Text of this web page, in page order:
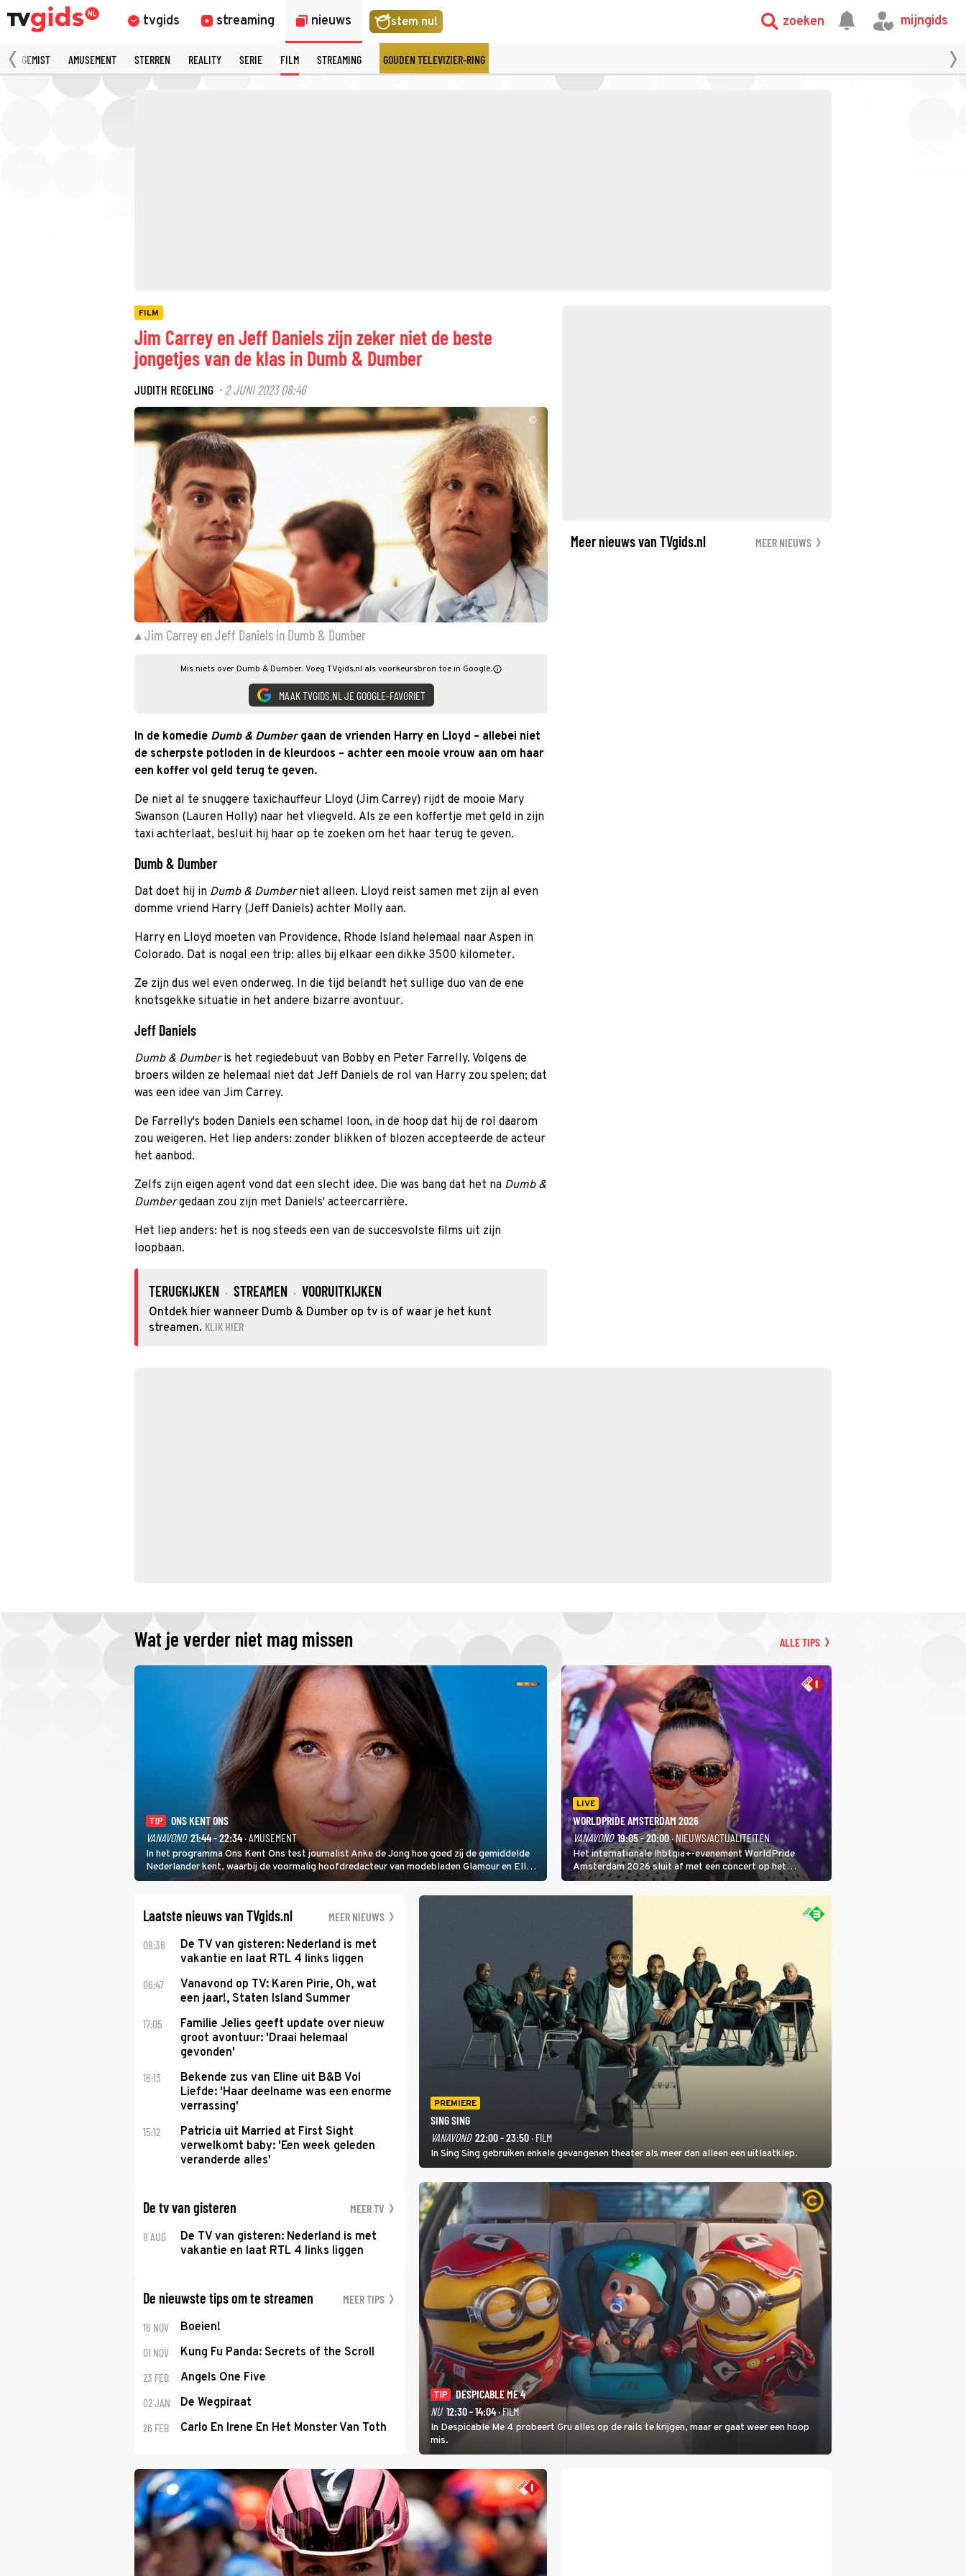
tvgids streaming nieuws stem nu! zoeken mijngids
GEMIST AMUSEMENT STERREN REALITY SERIE FILM STREAMING GOUDEN TELEVIZIER-RING
FILM
Jim Carrey en Jeff Daniels zijn zeker niet de beste
jongetjes van de klas in Dumb & Dumber
JUDITH REGELING · 2 JUNI 2023 08:46
©
Jim Carrey en Jeff Daniels in Dumb & Dumber
Mis niets over Dumb & Dumber. Voeg TVgids.nl als voorkeursbron toe in Google.
MAAK TVGIDS.NL JE GOOGLE-FAVORIET
In de komedie Dumb & Dumbergaan de vrienden Harry en Lloyd – allebei niet
de scherpste potloden in de kleurdoos – achter een mooie vrouw aan om haar
een koffer vol geld terug te geven.
De niet al te snuggere taxichauffeur Lloyd (Jim Carrey) rijdt de mooie Mary
Swanson (Lauren Holly) naar het vliegveld. Als ze een koffertje met geld in zijn
taxi achterlaat, besluit hij haar op te zoeken om het haar terug te geven.
Dumb & Dumber
Dat doet hij in Dumb & Dumberniet alleen. Lloyd reist samen met zijn al even
domme vriend Harry (Jeff Daniels) achter Molly aan.
Harry en Lloyd moeten van Providence, Rhode Island helemaal naar Aspen in
Colorado. Dat is nogal een trip: alles bij elkaar een dikke 3500 kilometer.
Ze zijn dus wel even onderweg. In die tijd belandt het sullige duo van de ene
knotsgekke situatie in het andere bizarre avontuur.
Jeff Daniels
Dumb & Dumberis het regiedebuut van Bobby en Peter Farrelly. Volgens de
broers wilden ze helemaal niet dat Jeff Daniels de rol van Harry zou spelen; dat
was een idee van Jim Carrey.
De Farrelly's boden Daniels een schamel loon, in de hoop dat hij de rol daarom
zou weigeren. Het liep anders: zonder blikken of blozen accepteerde de acteur
het aanbod.
Zelfs zijn eigen agent vond dat een slecht idee. Die was bang dat het na Dumb &
Dumbergedaan zou zijn met Daniels' acteercarrière.
Het liep anders: het is nog steeds een van de succesvolste films uit zijn
loopbaan.
TERUGKIJKEN · STREAMEN · VOORUITKIJKEN
Ontdek hier wanneer Dumb & Dumber op tv is of waar je het kunt
streamen. KLIK HIER
Meer nieuws van TVgids.nl MEER NIEUWS
Wat je verder niet mag missen ALLE TIPS
TIP
ONS KENT ONS
VANAVOND 21:44 - 22:34· AMUSEMENT
In het programma Ons Kent Ons test journalist Anke de Jong hoe goed zij de gemiddelde
Nederlander kent, waarbij de voormalig hoofdredacteur van modebladen Glamour en Elle
het samen met rapper Keizer opneemt tegen Edson da Graça en Marc-Marie Huijbregts.
LIVE
WORLDPRIDE AMSTERDAM 2026
VANAVOND 19:05 - 20:00· NIEUWS/ACTUALITEITEN
Het internationale lhbtqia+-evenement WorldPride
Amsterdam 2026 sluit af met een concert op het
Amsterdamse Museumplein. Anita Doth is een van de
optredende artiesten. In de jaren 90 veroverde ze de
Laatste nieuws van TVgids.nl MEER NIEUWS
08:36
De TV van gisteren: Nederland is met
vakantie en laat RTL 4 links liggen
06:47
Vanavond op TV: Karen Pirie, Oh, wat
een jaar!, Staten Island Summer
17:05
Familie Jelies geeft update over nieuw
groot avontuur: 'Draai helemaal
gevonden'
16:13
Bekende zus van Eline uit B&B Vol
Liefde: 'Haar deelname was een enorme
verrassing'
15:12
Patricia uit Married at First Sight
verwelkomt baby: 'Een week geleden
veranderde alles'
De tv van gisteren MEER TV
8 AUG
De TV van gisteren: Nederland is met
vakantie en laat RTL 4 links liggen
De nieuwste tips om te streamen MEER TIPS
16 NOV Boeien!
01 NOV Kung Fu Panda: Secrets of the Scroll
23 FEB Angels One Five
02 JAN De Wegpiraat
26 FEB Carlo En Irene En Het Monster Van Toth
PREMIERE
SING SING
VANAVOND 22:00 - 23:50· FILM
In Sing Sing gebruiken enkele gevangenen theater als meer dan alleen een uitlaatklep.
TIP
DESPICABLE ME 4
NU 12:30 - 14:04· FILM
In Despicable Me 4 probeert Gru alles op de rails te krijgen, maar er gaat weer een hoop
mis.